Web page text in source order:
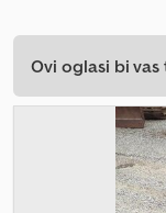
Ovi oglasi bi